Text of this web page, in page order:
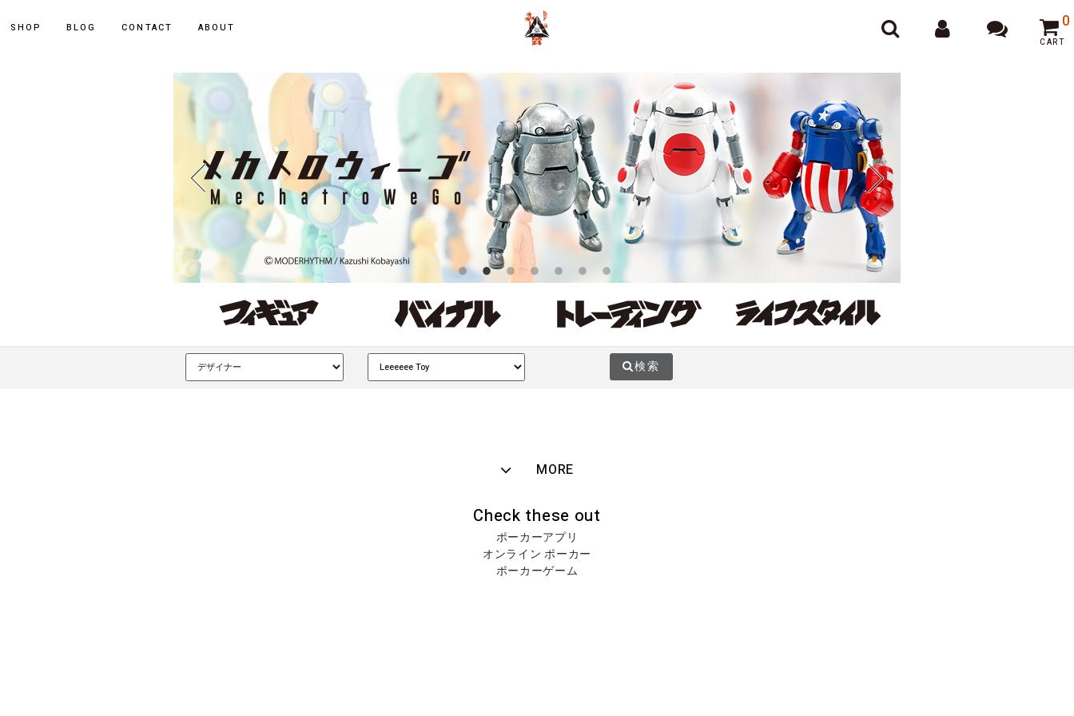
ポーカー
SHOP BLOG CONTACT ABOUT
CART
0
検索
MORE
Check these out
ポーカーアプリ
オンライン ポーカー
ポーカーゲーム